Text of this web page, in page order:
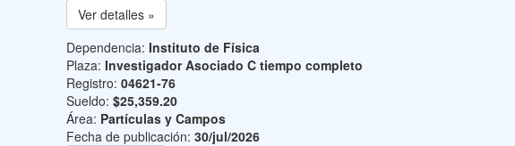
Ver detalles »
Dependencia: Instituto de Física
Plaza: Investigador Asociado C tiempo completo
Registro: 04621-76
Sueldo: $25,359.20
Área: Partículas y Campos
Fecha de publicación: 30/jul/2026